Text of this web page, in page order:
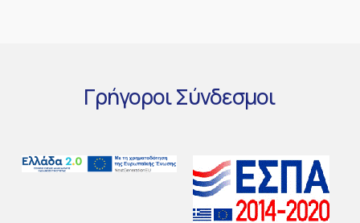
ΓρήγοροιΣύνδεσμοι